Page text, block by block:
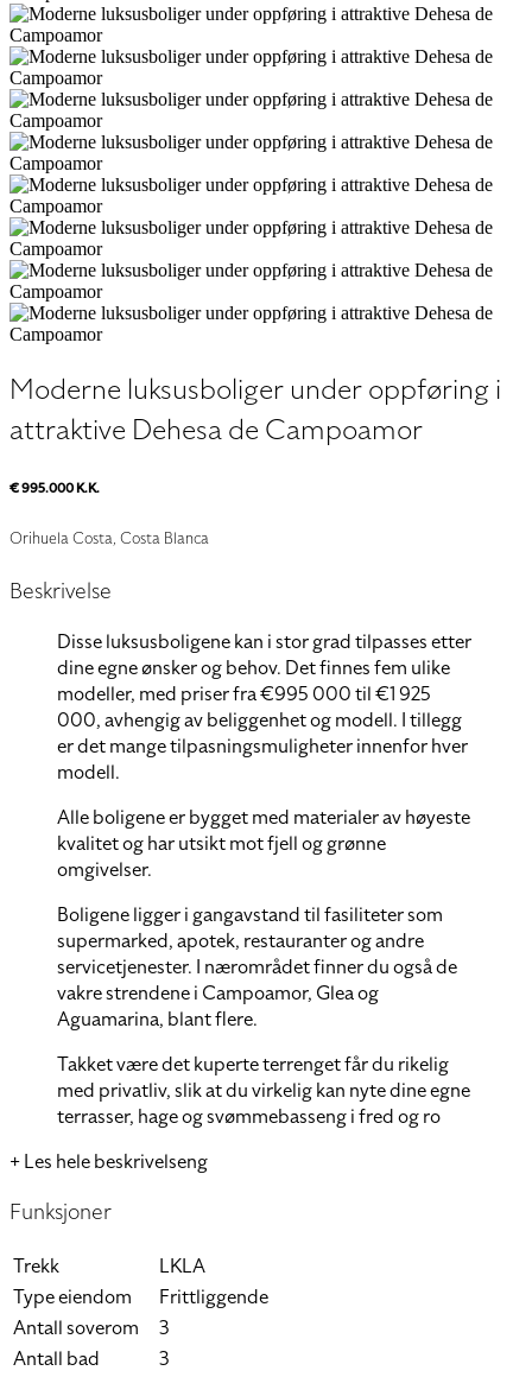
Moderne luksusboliger under oppføring i
attraktive Dehesa de Campoamor
€ 995.000 K.K.
Orihuela Costa, Costa Blanca
Beskrivelse
Disse luksusboligene kan i stor grad tilpasses etter
dine egne ønsker og behov. Det finnes fem ulike
modeller, med priser fra €995 000 til €1 925
000, avhengig av beliggenhet og modell. I tillegg
er det mange tilpasningsmuligheter innenfor hver
modell.
Alle boligene er bygget med materialer av høyeste
kvalitet og har utsikt mot fjell og grønne
omgivelser.
Boligene ligger i gangavstand til fasiliteter som
supermarked, apotek, restauranter og andre
servicetjenester. I nærområdet finner du også de
vakre strendene i Campoamor, Glea og
Aguamarina, blant flere.
Takket være det kuperte terrenget får du rikelig
med privatliv, slik at du virkelig kan nyte dine egne
terrasser, hage og svømmebasseng i fred og ro
+ Les hele beskrivelseng
Funksjoner
Trekk
LKLA
Type eiendom
Frittliggende
Antall soverom
3
Antall bad
3